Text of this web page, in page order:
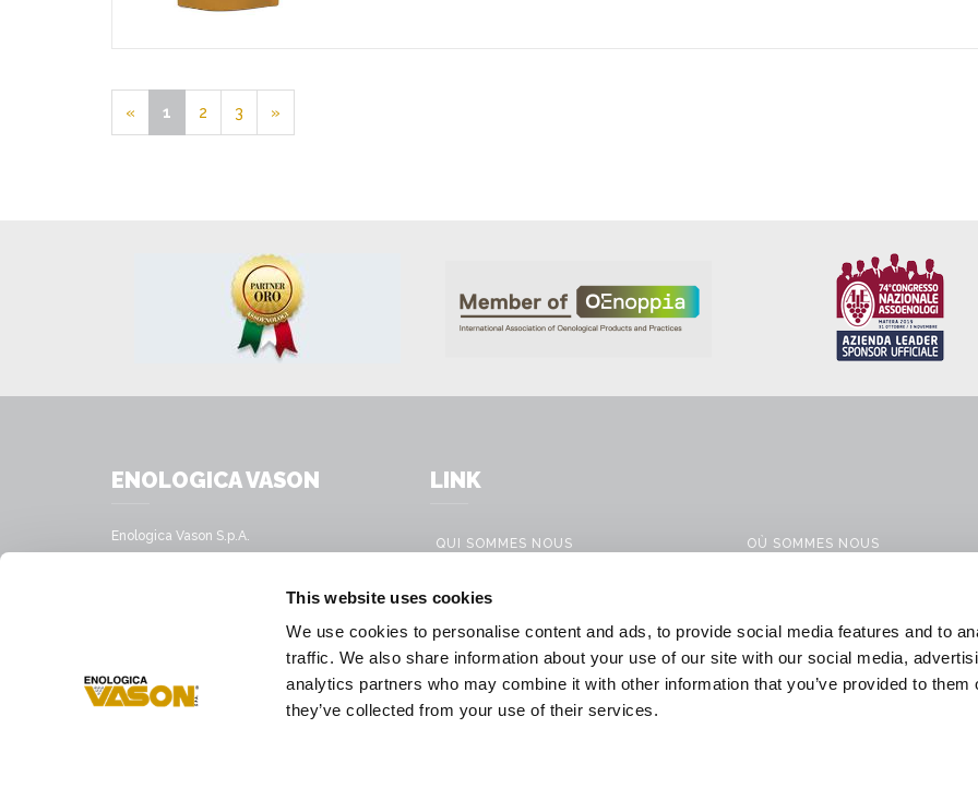
This website uses cookies
We use cookies to personalise content and ads, to provide social media features and to
traffic. We also share information about your use of our site with our social media,
analytics partners who may combine it with other information that you’ve provided to them
they’ve collected from your use of their services.
« 1 2 3 »
ENOLOGICA VASON
Enologica Vason S.p.A.
San Pietro in Cariano, Verona - Italy
Pescantina, Verona - Italy
LINK
QUI SOMMES NOUS
SOLUTIONS POUR LA VINIFICATION
PRESS & NEWS
OÙ SOMMES NOUS
DOWNLOAD
GENERAL CONDITIONS OF SALE